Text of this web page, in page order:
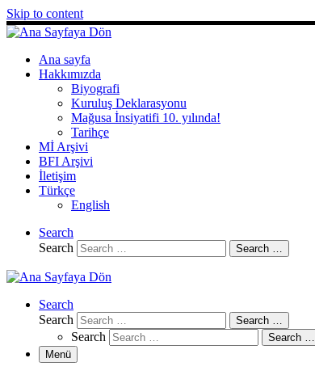
Skip to content
Ana sayfa
Hakkımızda
Biyografi
Kuruluş Deklarasyonu
Mağusa İnsiyatifi 10. yılında!
Tarihçe
Mİ Arşivi
BFI Arşivi
İletişim
Türkçe
English
Search
Search
Search …
Search
Search
Search …
Search
Search …
Menü